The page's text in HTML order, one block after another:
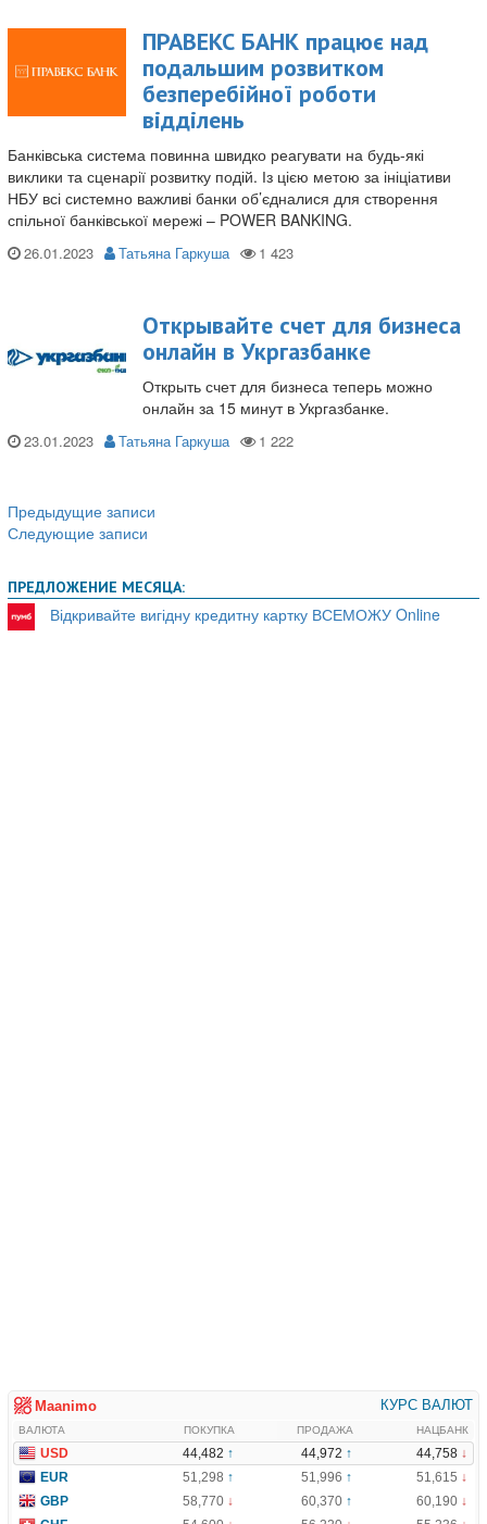
ПРАВЕКС БАНК працює над
подальшим розвитком
безперебійної роботи
відділень
Банківська система повинна швидко реагувати на будь-які
виклики та сценарії розвитку подій. Із цією метою за ініціативи
НБУ всі системно важливі банки об’єдналися для створення
спільної банківської мережі – POWER BANKING.
26.01.2023 Татьяна Гаркуша
Открывайте счет для бизнеса
онлайн в Укргазбанке
Открыть счет для бизнеса теперь можно
онлайн за 15 минут в Укргазбанке.
23.01.2023 Татьяна Гаркуша
Навигация
по
записям
Предыдущие записи
Следующие записи
ПРЕДЛОЖЕНИЕ МЕСЯЦА:
Відкривайте вигідну кредитну картку ВСЕМОЖУ Online